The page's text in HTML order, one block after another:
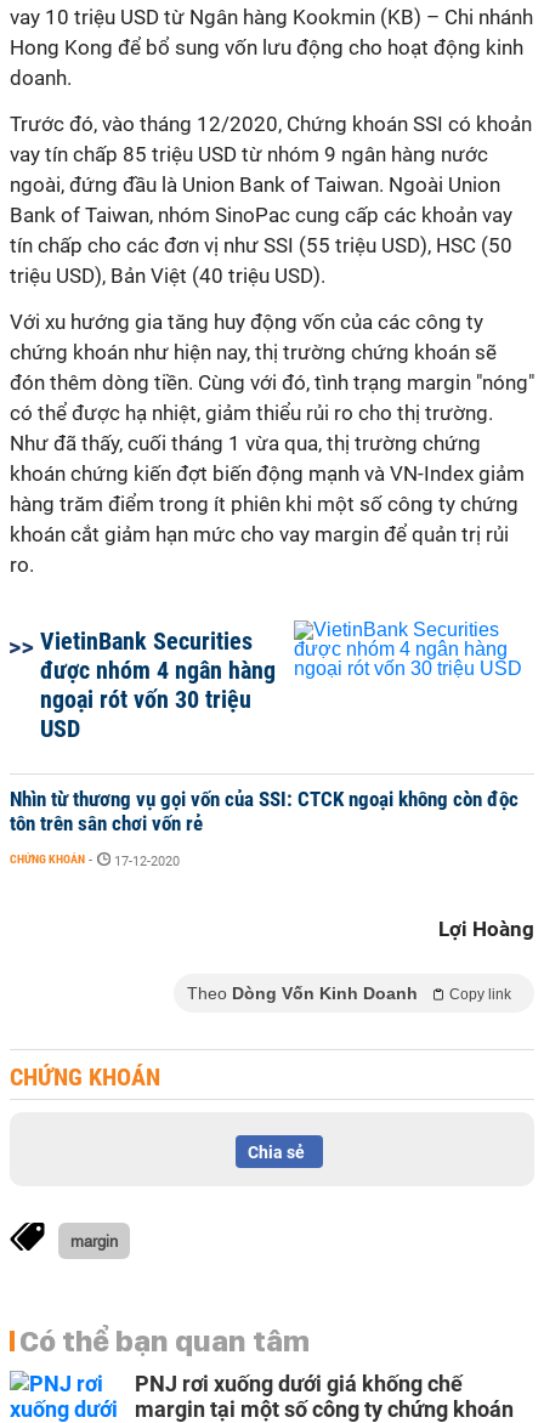
vay 10 triệu USD từ Ngân hàng Kookmin (KB) – Chi nhánh
Hong Kong để bổ sung vốn lưu động cho hoạt động kinh
doanh.
Trước đó, vào tháng 12/2020, Chứng khoán SSI có khoản
vay tín chấp 85 triệu USD từ nhóm 9 ngân hàng nước
ngoài, đứng đầu là Union Bank of Taiwan. Ngoài Union
Bank of Taiwan, nhóm SinoPac cung cấp các khoản vay
tín chấp cho các đơn vị như SSI (55 triệu USD), HSC (50
triệu USD), Bản Việt (40 triệu USD).
Với xu hướng gia tăng huy động vốn của các công ty
chứng khoán như hiện nay, thị trường chứng khoán sẽ
đón thêm dòng tiền. Cùng với đó, tình trạng margin "nóng"
có thể được hạ nhiệt, giảm thiểu rủi ro cho thị trường.
Như đã thấy, cuối tháng 1 vừa qua, thị trường chứng
khoán chứng kiến đợt biến động mạnh và VN-Index giảm
hàng trăm điểm trong ít phiên khi một số công ty chứng
khoán cắt giảm hạn mức cho vay margin để quản trị rủi
ro.
VietinBank Securities
được nhóm 4 ngân hàng
ngoại rót vốn 30 triệu
USD
Nhìn từ thương vụ gọi vốn của SSI: CTCK ngoại không còn độc
tôn trên sân chơi vốn rẻ
CHỨNG KHOÁN - 17-12-2020
Lợi Hoàng
Theo Dòng Vốn Kinh Doanh Copy link
CHỨNG KHOÁN
Chia sẻ
margin
Có thể bạn quan tâm
PNJ rơi xuống dưới giá khống chế
margin tại một số công ty chứng khoán